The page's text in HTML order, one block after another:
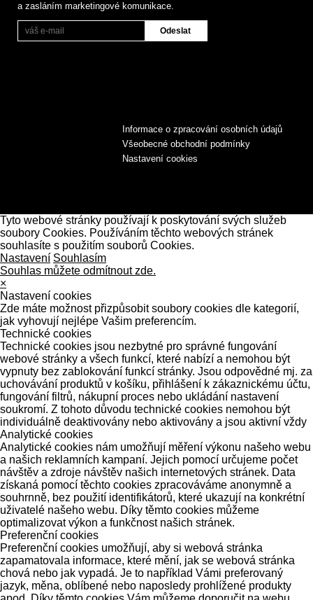
a zasláním marketingové komunikace.
Informace o zpracování osobních údajů
Všeobecné obchodní podmínky
Nastavení cookies
Tyto webové stránky používají k poskytování svých služeb
soubory Cookies. Používáním těchto webových stránek
souhlasíte s použitím souborů Cookies.
Nastavení Souhlasím
Souhlas můžete odmítnout zde.
×
Nastavení cookies
Zde máte možnost přizpůsobit soubory cookies dle kategorií,
jak vyhovují nejlépe Vašim preferencím.
Technické cookies
Technické cookies jsou nezbytné pro správné fungování
webové stránky a všech funkcí, které nabízí a nemohou být
vypnuty bez zablokování funkcí stránky. Jsou odpovědné mj. za
uchovávání produktů v košíku, přihlášení k zákaznickému účtu,
fungování filtrů, nákupní proces nebo ukládání nastavení
soukromí. Z tohoto důvodu technické cookies nemohou být
individuálně deaktivovány nebo aktivovány a jsou aktivní vždy
Analytické cookies
Analytické cookies nám umožňují měření výkonu našeho webu
a našich reklamních kampaní. Jejich pomocí určujeme počet
návštěv a zdroje návštěv našich internetových stránek. Data
získaná pomocí těchto cookies zpracováváme anonymně a
souhrnně, bez použití identifikátorů, které ukazují na konkrétní
uživatelé našeho webu. Díky těmto cookies můžeme
optimalizovat výkon a funkčnost našich stránek.
Preferenční cookies
Preferenční cookies umožňují, aby si webová stránka
zapamatovala informace, které mění, jak se webová stránka
chová nebo jak vypadá. Je to například Vámi preferovaný
jazyk, měna, oblíbené nebo naposledy prohlížené produkty